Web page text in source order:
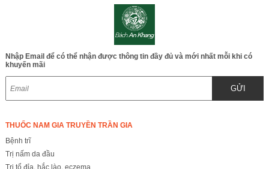
Nhập Email để có thể nhận được thông tin đầy đủ và mới nhất mỗi khi có
khuyến mãi
GỬI
THUỐC NAM GIA TRUYỀN TRẦN GIA
Bệnh trĩ
Trị nấm da đầu